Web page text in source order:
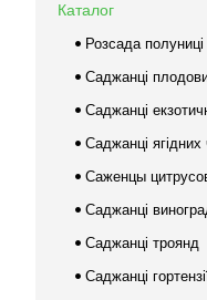
Каталог
Розсада полуниці
Саджанці
Саджанці
Саджанці ягідних
Саженцы
Саджанці
Саджанці троянд
Саджанці